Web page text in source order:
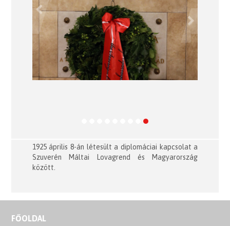
Previous
1925 április 8-án létesült a diplomáciai kapcsolat a
Szuverén Máltai Lovagrend és Magyarország
között.
FŐOLDAL